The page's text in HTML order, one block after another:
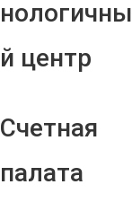
нологичны
й центр
Счетная
палата